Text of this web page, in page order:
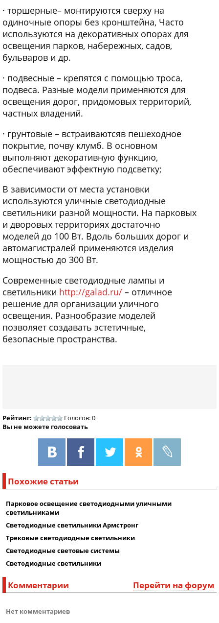
· торшерные– монтируются сверху на
одиночные опоры без кронштейна, Часто
используются на декоративных опорах для
освещения парков, набережных, садов,
бульваров и др.
· подвесные – крепятся с помощью троса,
подвеса. Разные модели применяются для
освещения дорог, придомовых территорий,
частных владений.
· грунтовые – встраиваютсяв пешеходное
покрытие, почву клумб. В основном
выполняют декоративную функцию,
обеспечивают эффектную подсветку;
В зависимости от места установки
используются уличные светодиодные
светильники разной мощности. На парковых
и дворовых территориях достаточно
моделей до 100 Вт. Вдоль больших дорог и
автомагистралей применяются изделия
мощностью до 300 Вт.
Современные светодиодные лампы и
светильники http://galad.ru/ – отличное
решение для организации уличного
освещения. Разнообразие моделей
позволяет создавать эстетичные,
безопасные пространства.
Рейтинг:
Голосов: 0
Вы не можете голосовать
Похожие статьи
Парковое освещение светодиодными уличными
светильниками
Светодиодные светильники Армстронг
Трековые светодиодные светильники
Светодиодные световые системы
Светодиодные светильники
Перейти на форум
Комментарии
Нет комментариев